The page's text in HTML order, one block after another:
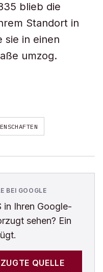
blieb die
Standort in
sie in einen
umzog.
BEI GOOGLE
in Ihren Google-
sehen? Ein
QUELLE